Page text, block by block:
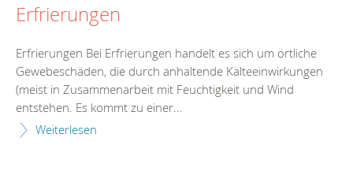
Erfrierungen
Erfrierungen Bei Erfrierungen handelt es sich um örtliche
Gewebeschäden, die durch anhaltende Kälteeinwirkungen
(meist in Zusammenarbeit mit Feuchtigkeit und Wind
entstehen. Es kommt zu einer...
Weiterlesen